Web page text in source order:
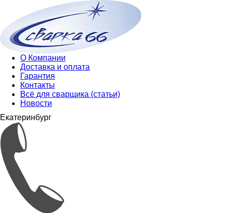
О Компании
Доставка и оплата
Гарантия
Контакты
Всё для сварщика (статьи)
Новости
Екатеринбург